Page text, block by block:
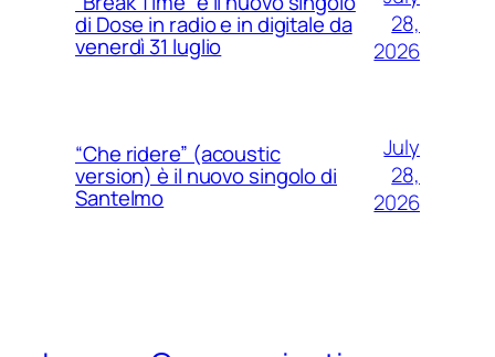
di Dose in radio e in digitale da
venerdì 31 luglio
28,
2026
“Che ridere” (acoustic
version) è il nuovo singolo di
Santelmo
July
28,
2026